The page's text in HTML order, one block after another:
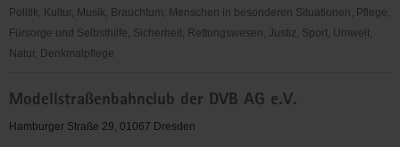
e.V.
Politik, Kultur, Musik, Brauchtum, Menschen in besonderen Situationen, Pflege,
Fürsorge und Selbsthilfe, Sicherheit, Rettungswesen, Justiz, Sport, Umwelt,
Natur, Denkmalpflege
LIGA
Sachsen
Modellstraßenbahnclub der DVB AG e.V.
Hamburger Straße 29, 01067 Dresden